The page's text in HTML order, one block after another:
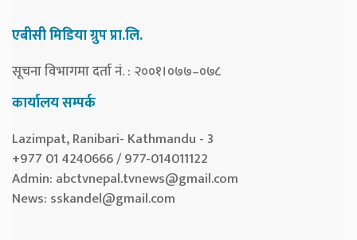
एबीसी मिडिया ग्रुप प्रा.लि.
सूचना विभागमा दर्ता नं. : २००१।०७७–०७८
कार्यालय सम्पर्क
Lazimpat, Ranibari- Kathmandu - 3
+977 01 4240666 / 977-014011122
Admin: abctvnepal.tvnews@gmail.com
News: sskandel@gmail.com